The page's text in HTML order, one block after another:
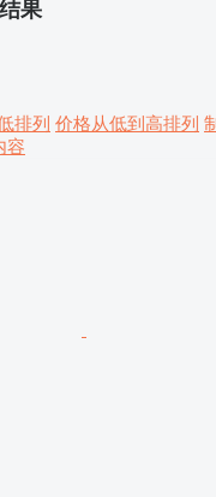
果
排列 价格从低到高排列
容